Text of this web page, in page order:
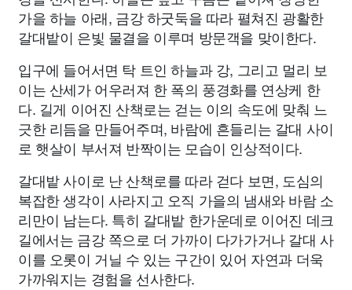
가을 하늘 아래, 금강 하굿둑을 따라 펼쳐진 광활한
갈대밭이 은빛 물결을 이루며 방문객을 맞이한다.
입구에 들어서면 탁 트인 하늘과 강, 그리고 멀리 보
이는 산세가 어우러져 한 폭의 풍경화를 연상케 한
다. 길게 이어진 산책로는 걷는 이의 속도에 맞춰 느
긋한 리듬을 만들어주며, 바람에 흔들리는 갈대 사이
로 햇살이 부서져 반짝이는 모습이 인상적이다.
갈대밭 사이로 난 산책로를 따라 걷다 보면, 도심의
복잡한 생각이 사라지고 오직 가을의 냄새와 바람 소
리만이 남는다. 특히 갈대밭 한가운데로 이어진 데크
길에서는 금강 쪽으로 더 가까이 다가가거나 갈대 사
이를 오롯이 거닐 수 있는 구간이 있어 자연과 더욱
가까워지는 경험을 선사한다.